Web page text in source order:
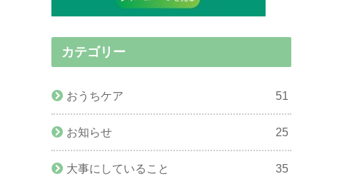
カテゴリー
おうちケア 51
お知らせ 25
大事にしていること 35